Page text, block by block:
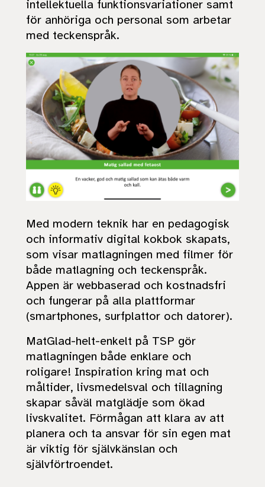
intellektuella funktionsvariationer samt
för anhöriga och personal som arbetar
med teckenspråk.
Med modern teknik har en pedagogisk
och informativ digital kokbok skapats,
som visar matlagningen med filmer för
både matlagning och teckenspråk.
Appen är webbaserad och kostnadsfri
och fungerar på alla plattformar
(smartphones, surfplattor och datorer).
MatGlad-helt-enkelt på TSP gör
matlagningen både enklare och
roligare! Inspiration kring mat och
måltider, livsmedelsval och tillagning
skapar såväl matglädje som ökad
livskvalitet. Förmågan att klara av att
planera och ta ansvar för sin egen mat
är viktig för självkänslan och
självförtroendet.